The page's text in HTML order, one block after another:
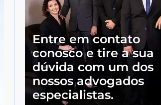
Entre em contato
conosco e tire a sua
dúvida com um dos
nossos advogados
especialistas.